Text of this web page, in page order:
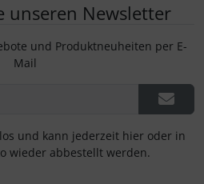
unseren Newsletter
und Produktneuheiten per E-
Mail
und kann jederzeit hier oder in
wieder abbestellt werden.